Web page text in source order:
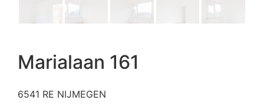
Marialaan 161
6541 RE NIJMEGEN